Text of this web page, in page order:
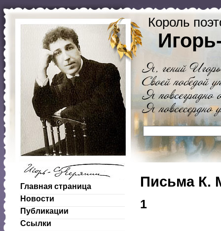
Король
Главная страница
Новости
Публикации
Ссылки
Письма К.
1